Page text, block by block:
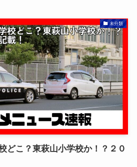
未分類
どこ？東萩山小学校か！？２０